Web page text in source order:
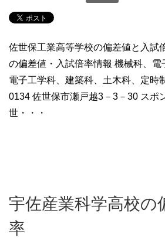
佐世保工業高等学校の偏差値と入試
の偏差値・入試倍率情報 機械科、電
電子工学科、建築科、土木科、定時
0134 佐世保市瀬戸越3－3－30 スポ
世・・・
宇佐産業科学高校の
率